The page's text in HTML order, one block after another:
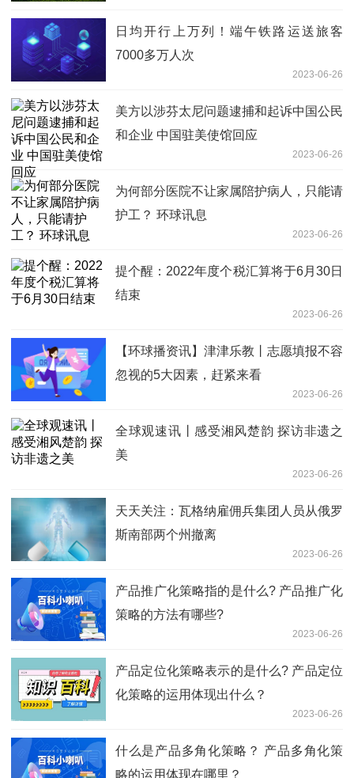
日均开行上万列！端午铁路运送旅客
7000多万人次
2023-06-26
美方以涉芬太尼问题逮捕和起诉中国公民
和企业 中国驻美使馆回应
2023-06-26
为何部分医院不让家属陪护病人，只能请
护工？ 环球讯息
2023-06-26
提个醒：2022年度个税汇算将于6月30日
结束
2023-06-26
【环球播资讯】津津乐教丨志愿填报不容
忽视的5大因素，赶紧来看
2023-06-26
全球观速讯丨感受湘风楚韵 探访非遗之
美
2023-06-26
天天关注：瓦格纳雇佣兵集团人员从俄罗
斯南部两个州撤离
2023-06-26
产品推广化策略指的是什么? 产品推广化
策略的方法有哪些?
2023-06-26
产品定位化策略表示的是什么? 产品定位
化策略的运用体现出什么？
2023-06-26
什么是产品多角化策略？ 产品多角化策
略的运用体现在哪里？